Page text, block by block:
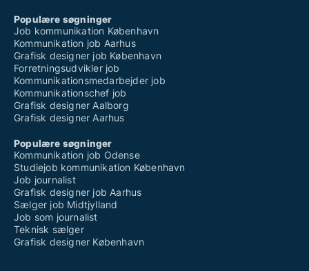
Populære søgninger
Job kommunikation København
Kommunikation job Aarhus
Grafisk designer job København
Forretningsudvikler job
Kommunikationsmedarbejder job
Kommunikationschef job
Grafisk designer Aalborg
Grafisk designer Aarhus
Populære søgninger
Kommunikation job Odense
Studiejob kommunikation København
Job journalist
Grafisk designer job Aarhus
Sælger job Midtjylland
Job som journalist
Teknisk sælger
Grafisk designer København